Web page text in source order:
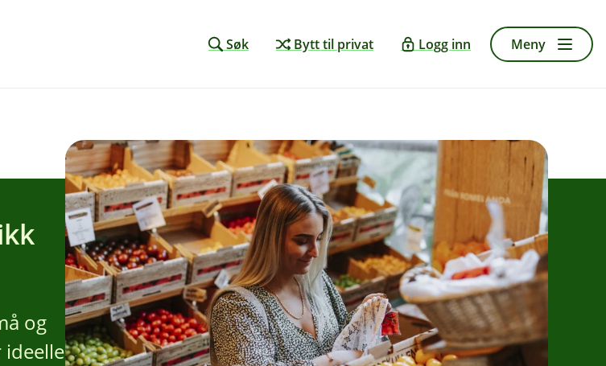
Søk Bytt til privat Logg inn Meny
og